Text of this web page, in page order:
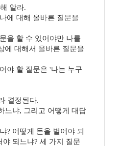
알라.
에 대해 올바른 질문을
을 할 수 있어야만 나를
에 대해서 올바른 질문을
야 할 질문은 '나는 누구
결정된다.
느냐, 그리고 어떻게 대답
? 어떻게 돈을 벌어야 되
야 되느냐? 세 가지 질문